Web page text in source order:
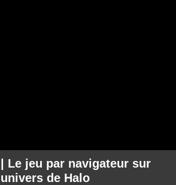
Le jeu par navigateur sur
de Halo